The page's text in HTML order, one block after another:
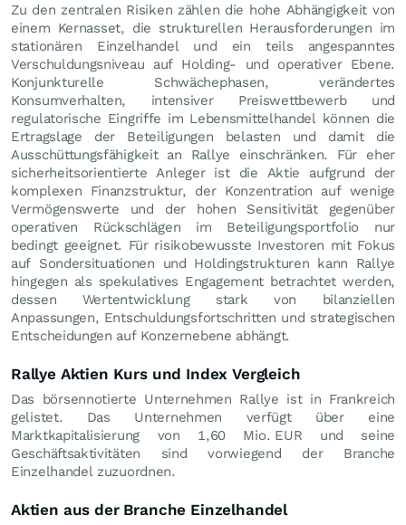
Zu den zentralen Risiken zählen die hohe Abhängigkeit von
einem Kernasset, die strukturellen Herausforderungen im
stationären Einzelhandel und ein teils angespanntes
Verschuldungsniveau auf Holding- und operativer Ebene.
Konjunkturelle Schwächephasen, verändertes
Konsumverhalten, intensiver Preiswettbewerb und
regulatorische Eingriffe im Lebensmittelhandel können die
Ertragslage der Beteiligungen belasten und damit die
Ausschüttungsfähigkeit an Rallye einschränken. Für eher
sicherheitsorientierte Anleger ist die Aktie aufgrund der
komplexen Finanzstruktur, der Konzentration auf wenige
Vermögenswerte und der hohen Sensitivität gegenüber
operativen Rückschlägen im Beteiligungsportfolio nur
bedingt geeignet. Für risikobewusste Investoren mit Fokus
auf Sondersituationen und Holdingstrukturen kann Rallye
hingegen als spekulatives Engagement betrachtet werden,
dessen Wertentwicklung stark von bilanziellen
Anpassungen, Entschuldungsfortschritten und strategischen
Entscheidungen auf Konzernebene abhängt.
Rallye Aktien Kurs und Index Vergleich
Das börsennotierte Unternehmen Rallye ist in Frankreich
gelistet. Das Unternehmen verfügt über eine
Marktkapitalisierung von 1,60 Mio. EUR und seine
Geschäftsaktivitäten sind vorwiegend der Branche
Einzelhandel zuzuordnen.
Aktien aus der Branche Einzelhandel